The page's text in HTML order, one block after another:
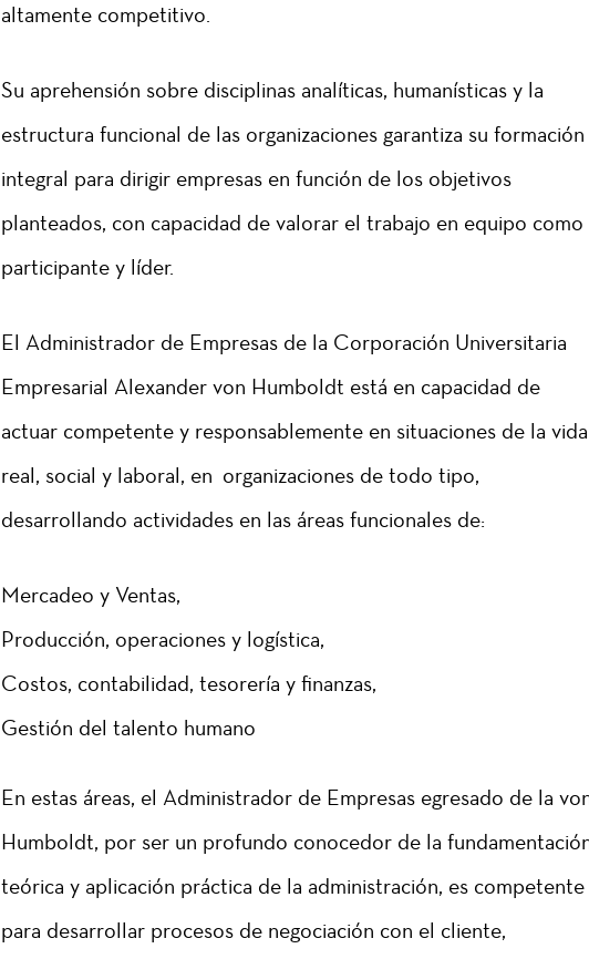
altamente competitivo.
Su aprehensión sobre disciplinas analíticas, humanísticas y la
estructura funcional de las organizaciones garantiza su formación
integral para dirigir empresas en función de los objetivos
planteados, con capacidad de valorar el trabajo en equipo como
participante y líder.
El Administrador de Empresas de la Corporación Universitaria
Empresarial Alexander von Humboldt está en capacidad de
actuar competente y responsablemente en situaciones de la vida
real, social y laboral, en organizaciones de todo tipo,
desarrollando actividades en las áreas funcionales de:
Mercadeo y Ventas,
Producción, operaciones y logística,
Costos, contabilidad, tesorería y finanzas,
Gestión del talento humano
En estas áreas, el Administrador de Empresas egresado de la
Humboldt, por ser un profundo conocedor de la
teórica y aplicación práctica de la administración, es competente
para desarrollar procesos de negociación con el cliente,